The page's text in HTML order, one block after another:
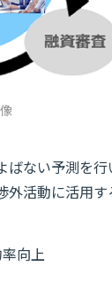
ない予測を行
活動に活用
向上